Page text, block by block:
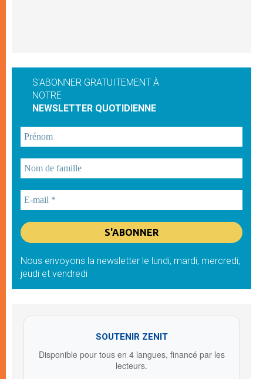
S'ABONNER GRATUITEMENT À
NOTRE
NEWSLETTER QUOTIDIENNE
Nous envoyons la newsletter le lundi, mardi, mercredi,
jeudi et vendredi
SOUTENIR ZENIT
Disponible pour tous en 4 langues, financé par les
lecteurs.